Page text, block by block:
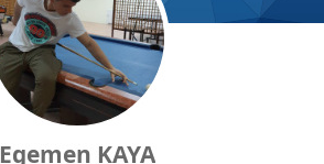
Egemen KAYA